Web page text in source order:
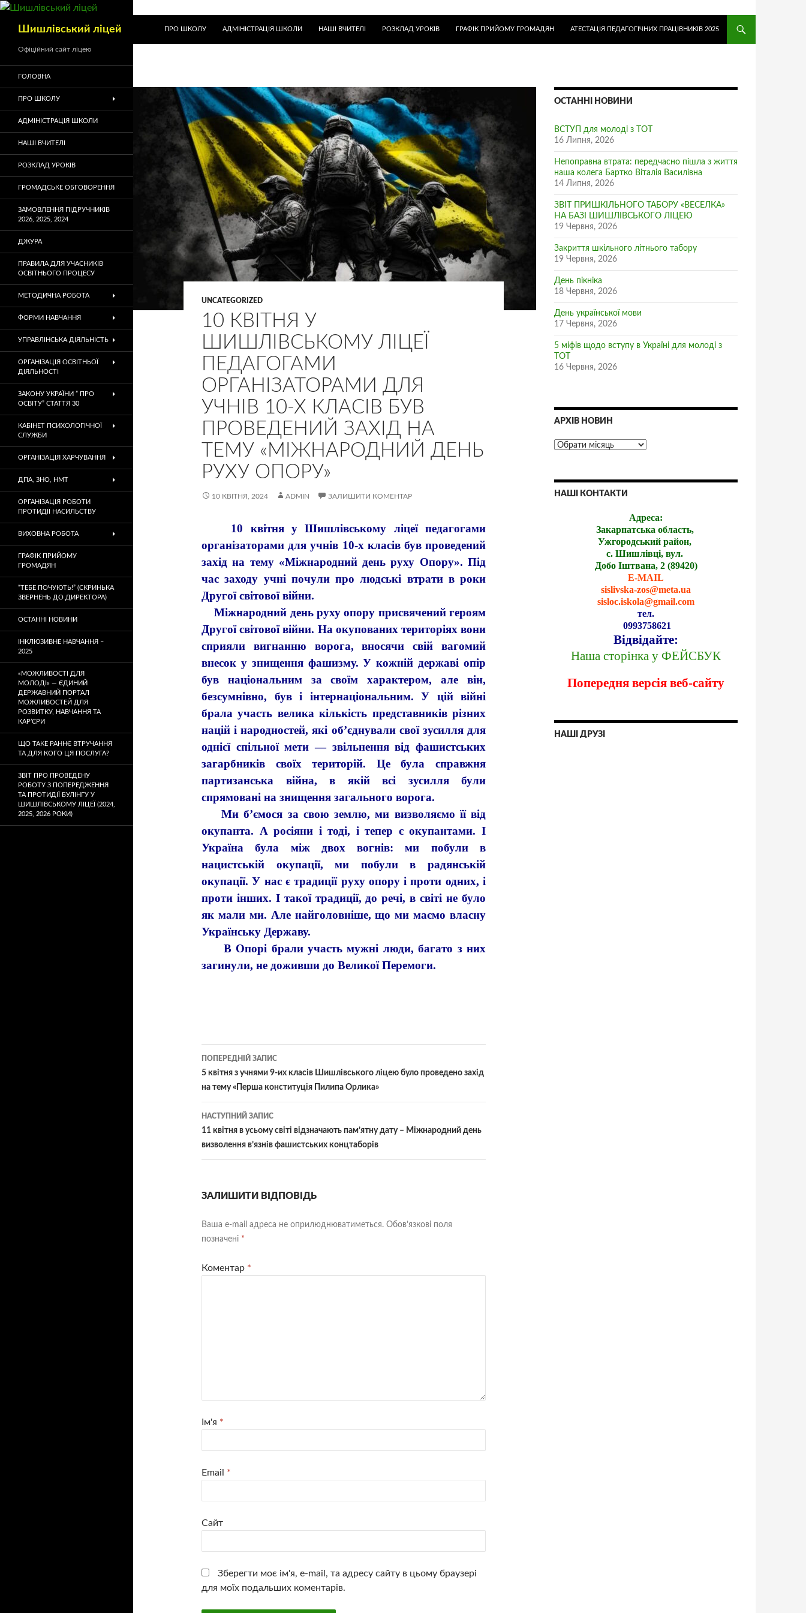
Шишлівський ліцей ПРО ШКОЛУ АДМІНІСТРАЦІЯ ШКОЛИ НАШІ ВЧИТЕЛІ РОЗКЛАД УРОКІВ ГРАФІК ПРИЙОМУ ГРОМАДЯН АТЕСТАЦІЯ ПЕДАГОГІЧНИХ ПРАЦІВНИКІВ 2025
UNCATEGORIZED
10 КВІТНЯ У
ШИШЛІВСЬКОМУ ЛІЦЕЇ
ПЕДАГОГАМИ
ОРГАНІЗАТОРАМИ ДЛЯ
УЧНІВ 10-Х КЛАСІВ БУВ
ПРОВЕДЕНИЙ ЗАХІД НА
ТЕМУ «МІЖНАРОДНИЙ ДЕНЬ
РУХУ ОПОРУ»
10 КВІТНЯ, 2024 ADMIN ЗАЛИШИТИ КОМЕНТАР
10 квітня у Шишлівському ліцеї педагогами
організаторами для учнів 10-х класів був проведений
захід на тему «Міжнародний день руху Опору». Під
час заходу учні почули про людські втрати в роки
Другої світової війни.
Міжнародний день руху опору присвячений героям
Другої світової війни. На окупованих територіях вони
сприяли вигнанню ворога, вносячи свій вагомий
внесок у знищення фашизму. У кожній державі опір
був національним за своїм характером, але він,
безсумнівно, був і інтернаціональним. У цій війні
брала участь велика кількість представників різних
націй і народностей, які об’єднували свої зусилля для
однієї спільної мети — звільнення від фашистських
загарбників своїх територій. Це була справжня
партизанська війна, в якій всі зусилля були
спрямовані на знищення загального ворога.
Ми б’ємося за свою землю, ми визволяємо її від
окупанта. А росіяни і тоді, і тепер є окупантами. І
Україна була між двох вогнів: ми побули в
нацистській окупації, ми побули в радянській
окупації. У нас є традиції руху опору і проти одних, і
проти інших. І такої традиції, до речі, в світі не було
як мали ми. Але найголовніше, що ми маємо власну
Українську Державу.
В Опорі брали участь мужні люди, багато з них
загинули, не доживши до Великої Перемоги.
ПОПЕРЕДНІЙ ЗАПИС
5 квітня з учнями 9-их класів Шишлівського ліцею було проведено захід
на тему «Перша конституція Пилипа Орлика»
НАСТУПНИЙ ЗАПИС
11 квітня в усьому світі відзначають пам’ятну дату – Міжнародний день
визволення в’язнів фашистських концтаборів
ЗАЛИШИТИ ВІДПОВІДЬ
Ваша e-mail адреса не оприлюднюватиметься. Обов’язкові поля
позначені *
Коментар *
Ім'я *
Email *
Сайт
Зберегти моє ім'я, e-mail, та адресу сайту в цьому браузері
для моїх подальших коментарів.
ОСТАННІ НОВИНИ
ВСТУП для молоді з ТОТ
16 Липня, 2026
Непоправна втрата: передчасно пішла з життя
наша колега Бартко Віталія Василівна
14 Липня, 2026
ЗВІТ ПРИШКІЛЬНОГО ТАБОРУ «ВЕСЕЛКА»
НА БАЗІ ШИШЛІВСЬКОГО ЛІЦЕЮ
19 Червня, 2026
Закриття шкільного літнього табору
19 Червня, 2026
День пікніка
18 Червня, 2026
День української мови
17 Червня, 2026
5 міфів щодо вступу в Україні для молоді з
ТОТ
16 Червня, 2026
АРХІВ НОВИН
НАШІ КОНТАКТИ
Адреса:
Закарпатська область,
Ужгородський район,
с. Шишлівці, вул.
Добо Іштвана, 2 (89420)
E-MAIL
sislivska-zos@meta.ua
sisloc.iskola@gmail.com
тел.
0993758621
Відвідайте:
Наша сторінка у ФЕЙСБУК
Попередня версія веб-сайту
НАШІ ДРУЗІ
Офіційний сайт ліцею
ГОЛОВНА
ПРО ШКОЛУ
АДМІНІСТРАЦІЯ ШКОЛИ
НАШІ ВЧИТЕЛІ
РОЗКЛАД УРОКІВ
ГРОМАДСЬКЕ ОБГОВОРЕННЯ
ЗАМОВЛЕННЯ ПІДРУЧНИКІВ
2026, 2025, 2024
ДЖУРА
ПРАВИЛА ДЛЯ УЧАСНИКІВ
ОСВІТНЬОГО ПРОЦЕСУ
МЕТОДИЧНА РОБОТА
ФОРМИ НАВЧАННЯ
УПРАВЛІНСЬКА ДІЯЛЬНІСТЬ
ОРГАНІЗАЦІЯ ОСВІТНЬОЇ
ДІЯЛЬНОСТІ
ЗАКОНУ УКРАЇНИ ” ПРО
ОСВІТУ” СТАТТЯ 30
КАБІНЕТ ПСИХОЛОГІЧНОЇ
СЛУЖБИ
ОРГАНІЗАЦІЯ ХАРЧУВАННЯ
ДПА, ЗНО, НМТ
ОРГАНІЗАЦІЯ РОБОТИ
ПРОТИДІЇ НАСИЛЬСТВУ
ВИХОВНА РОБОТА
ГРАФІК ПРИЙОМУ
ГРОМАДЯН
“ТЕБЕ ПОЧУЮТЬ!” (СКРИНЬКА
ЗВЕРНЕНЬ ДО ДИРЕКТОРА)
ОСТАННІ НОВИНИ
ІНКЛЮЗИВНЕ НАВЧАННЯ –
2025
«МОЖЛИВОСТІ ДЛЯ
МОЛОДІ» — ЄДИНИЙ
ДЕРЖАВНИЙ ПОРТАЛ
МОЖЛИВОСТЕЙ ДЛЯ
РОЗВИТКУ, НАВЧАННЯ ТА
КАР’ЄРИ
ЩО ТАКЕ РАННЄ ВТРУЧАННЯ
ТА ДЛЯ КОГО ЦЯ ПОСЛУГА?
ЗВІТ ПРО ПРОВЕДЕНУ
РОБОТУ З ПОПЕРЕДЖЕННЯ
ТА ПРОТИДІЇ БУЛІНГУ У
ШИШЛІВСЬКОМУ ЛІЦЕЇ (2024,
2025, 2026 РОКИ)